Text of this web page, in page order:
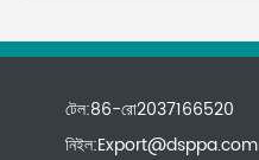
টেল:86-রো2037166520
নিইল:Export@dsppa.com